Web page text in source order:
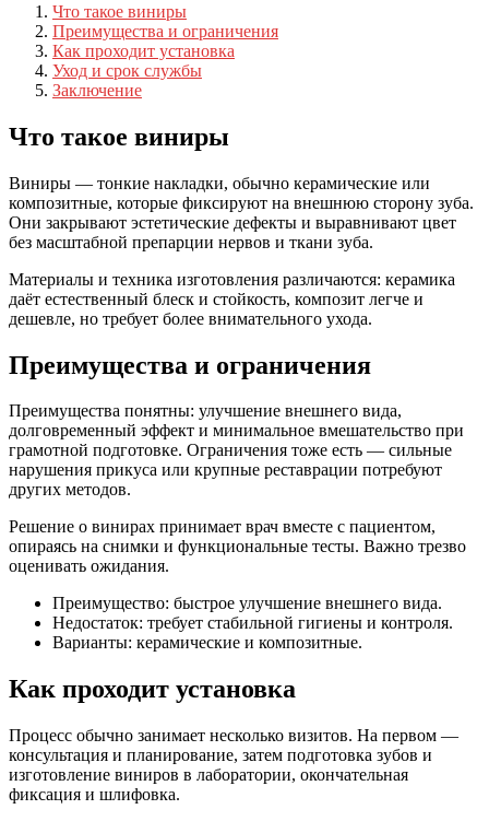
Что такое виниры
Преимущества и ограничения
Как проходит установка
Уход и срок службы
Заключение
Что такое виниры
Виниры — тонкие накладки, обычно керамические или
композитные, которые фиксируют на внешнюю сторону зуба.
Они закрывают эстетические дефекты и выравнивают цвет
без масштабной препарции нервов и ткани зуба.
Материалы и техника изготовления различаются: керамика
даёт естественный блеск и стойкость, композит легче и
дешевле, но требует более внимательного ухода.
Преимущества и ограничения
Преимущества понятны: улучшение внешнего вида,
долговременный эффект и минимальное вмешательство при
грамотной подготовке. Ограничения тоже есть — сильные
нарушения прикуса или крупные реставрации потребуют
других методов.
Решение о винирах принимает врач вместе с пациентом,
опираясь на снимки и функциональные тесты. Важно трезво
оценивать ожидания.
Преимущество: быстрое улучшение внешнего вида.
Недостаток: требует стабильной гигиены и контроля.
Варианты: керамические и композитные.
Как проходит установка
Процесс обычно занимает несколько визитов. На первом —
консультация и планирование, затем подготовка зубов и
изготовление виниров в лаборатории, окончательная
фиксация и шлифовка.